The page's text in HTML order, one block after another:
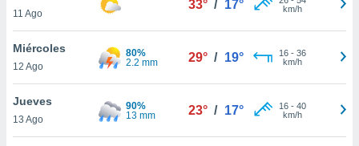
más
nuestra
y
11 Ago
33° / 17°
km/h
Miércoles
12 Ago
80%
2.2 mm
29° / 19° 16- 36
km/h
Jueves
13 Ago
90%
13 mm
23° / 17° 16- 40
km/h